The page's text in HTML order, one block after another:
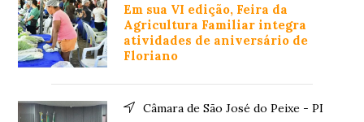
Em sua VI edição, Feira da
Agricultura Familiar integra
atividades de aniversário de
Floriano
Câmara de São José do Peixe - PI